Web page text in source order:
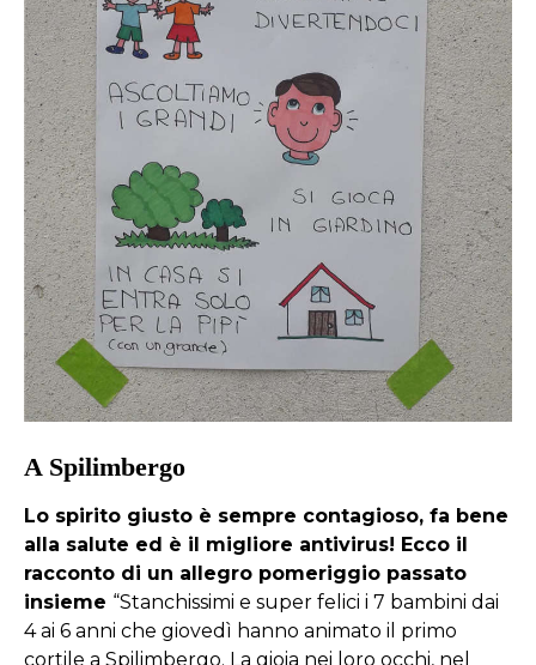
A Spilimbergo
Lo spirito giusto è sempre contagioso, fa bene
alla salute ed è il migliore antivirus! Ecco il
racconto di un allegro pomeriggio passato
insieme “Stanchissimi e super felici i 7 bambini dai
4 ai 6 anni che giovedì hanno animato il primo
cortile a Spilimbergo. La gioia nei loro occhi, nel